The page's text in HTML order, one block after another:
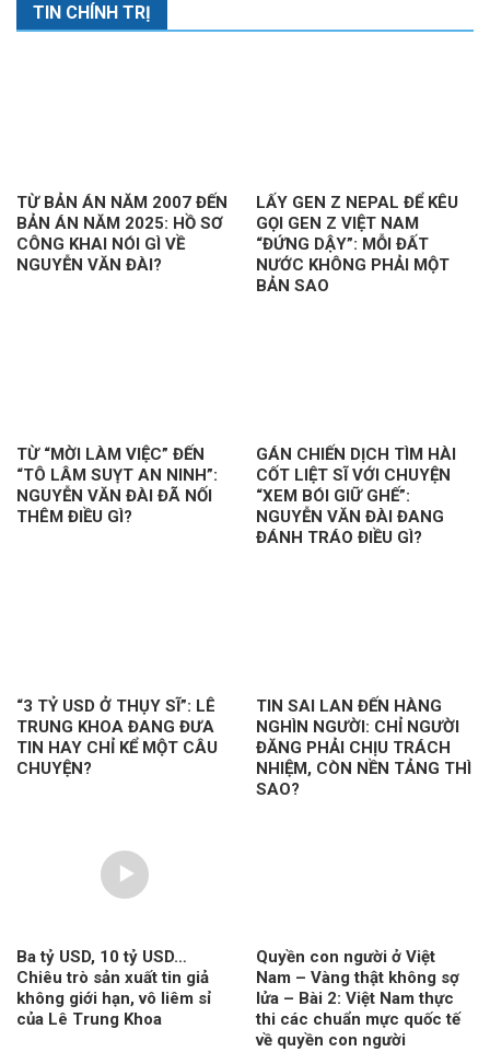
TIN CHÍNH TRỊ
TỪ BẢN ÁN NĂM 2007 ĐẾN
BẢN ÁN NĂM 2025: HỒ SƠ
CÔNG KHAI NÓI GÌ VỀ
NGUYỄN VĂN ĐÀI?
LẤY GEN Z NEPAL ĐỂ KÊU
GỌI GEN Z VIỆT NAM
“ĐỨNG DẬY”: MỖI ĐẤT
NƯỚC KHÔNG PHẢI MỘT
BẢN SAO
TỪ “MỜI LÀM VIỆC” ĐẾN
“TÔ LÂM SUỴT AN NINH”:
NGUYỄN VĂN ĐÀI ĐÃ NỐI
THÊM ĐIỀU GÌ?
GÁN CHIẾN DỊCH TÌM HÀI
CỐT LIỆT SĨ VỚI CHUYỆN
“XEM BÓI GIỮ GHẾ”:
NGUYỄN VĂN ĐÀI ĐANG
ĐÁNH TRÁO ĐIỀU GÌ?
“3 TỶ USD Ở THỤY SĨ”: LÊ
TRUNG KHOA ĐANG ĐƯA
TIN HAY CHỈ KỂ MỘT CÂU
CHUYỆN?
TIN SAI LAN ĐẾN HÀNG
NGHÌN NGƯỜI: CHỈ NGƯỜI
ĐĂNG PHẢI CHỊU TRÁCH
NHIỆM, CÒN NỀN TẢNG THÌ
SAO?
Ba tỷ USD, 10 tỷ USD…
Chiêu trò sản xuất tin giả
không giới hạn, vô liêm sỉ
của Lê Trung Khoa
Quyền con người ở Việt
Nam – Vàng thật không sợ
lửa – Bài 2: Việt Nam thực
thi các chuẩn mực quốc tế
về quyền con người